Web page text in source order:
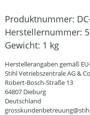
Produktnummer:
Herstellernummer:
Gewicht: 1 kg
Herstellerangaben gemäß
Stihl Vetriebszentrale AG &
Robert-Bosch-Straße 13
64807 Dieburg
Deutschland